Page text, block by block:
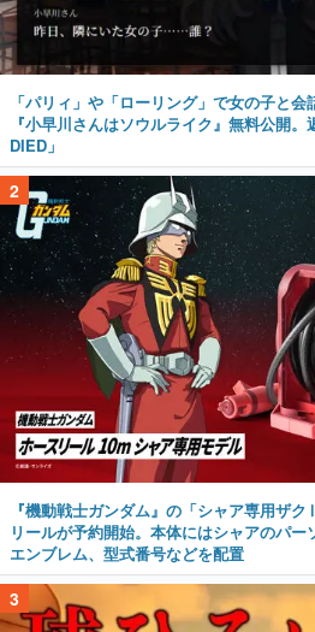
「パリィ」や「ローリング」で女の子と
『小早川さんはソウルライク』無料公開
DIED」
2
『機動戦士ガンダム』の「シャア専用ザ
リールが予約開始。本体にはシャアのパ
エンブレム、型式番号などを配置
3